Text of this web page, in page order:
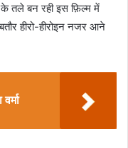
तले बन रही इस फ़िल्म में
हीरो-हीरोइन नजर आने